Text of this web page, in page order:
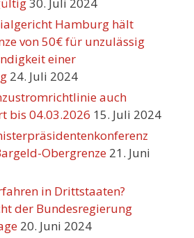
30. Juli 2024
Hamburg hält
von 50€ für unzulässig
einer
24. Juli 2024
auch
bis 04.03.2026 15. Juli 2024
Obergrenze 21. Juni
in Drittstaaten?
der Bundesregierung
20. Juni 2024